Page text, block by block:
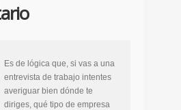
Es de lógica que, si vas a una
entrevista de trabajo intentes
averiguar bien dónde te
diriges, qué tipo de empresa